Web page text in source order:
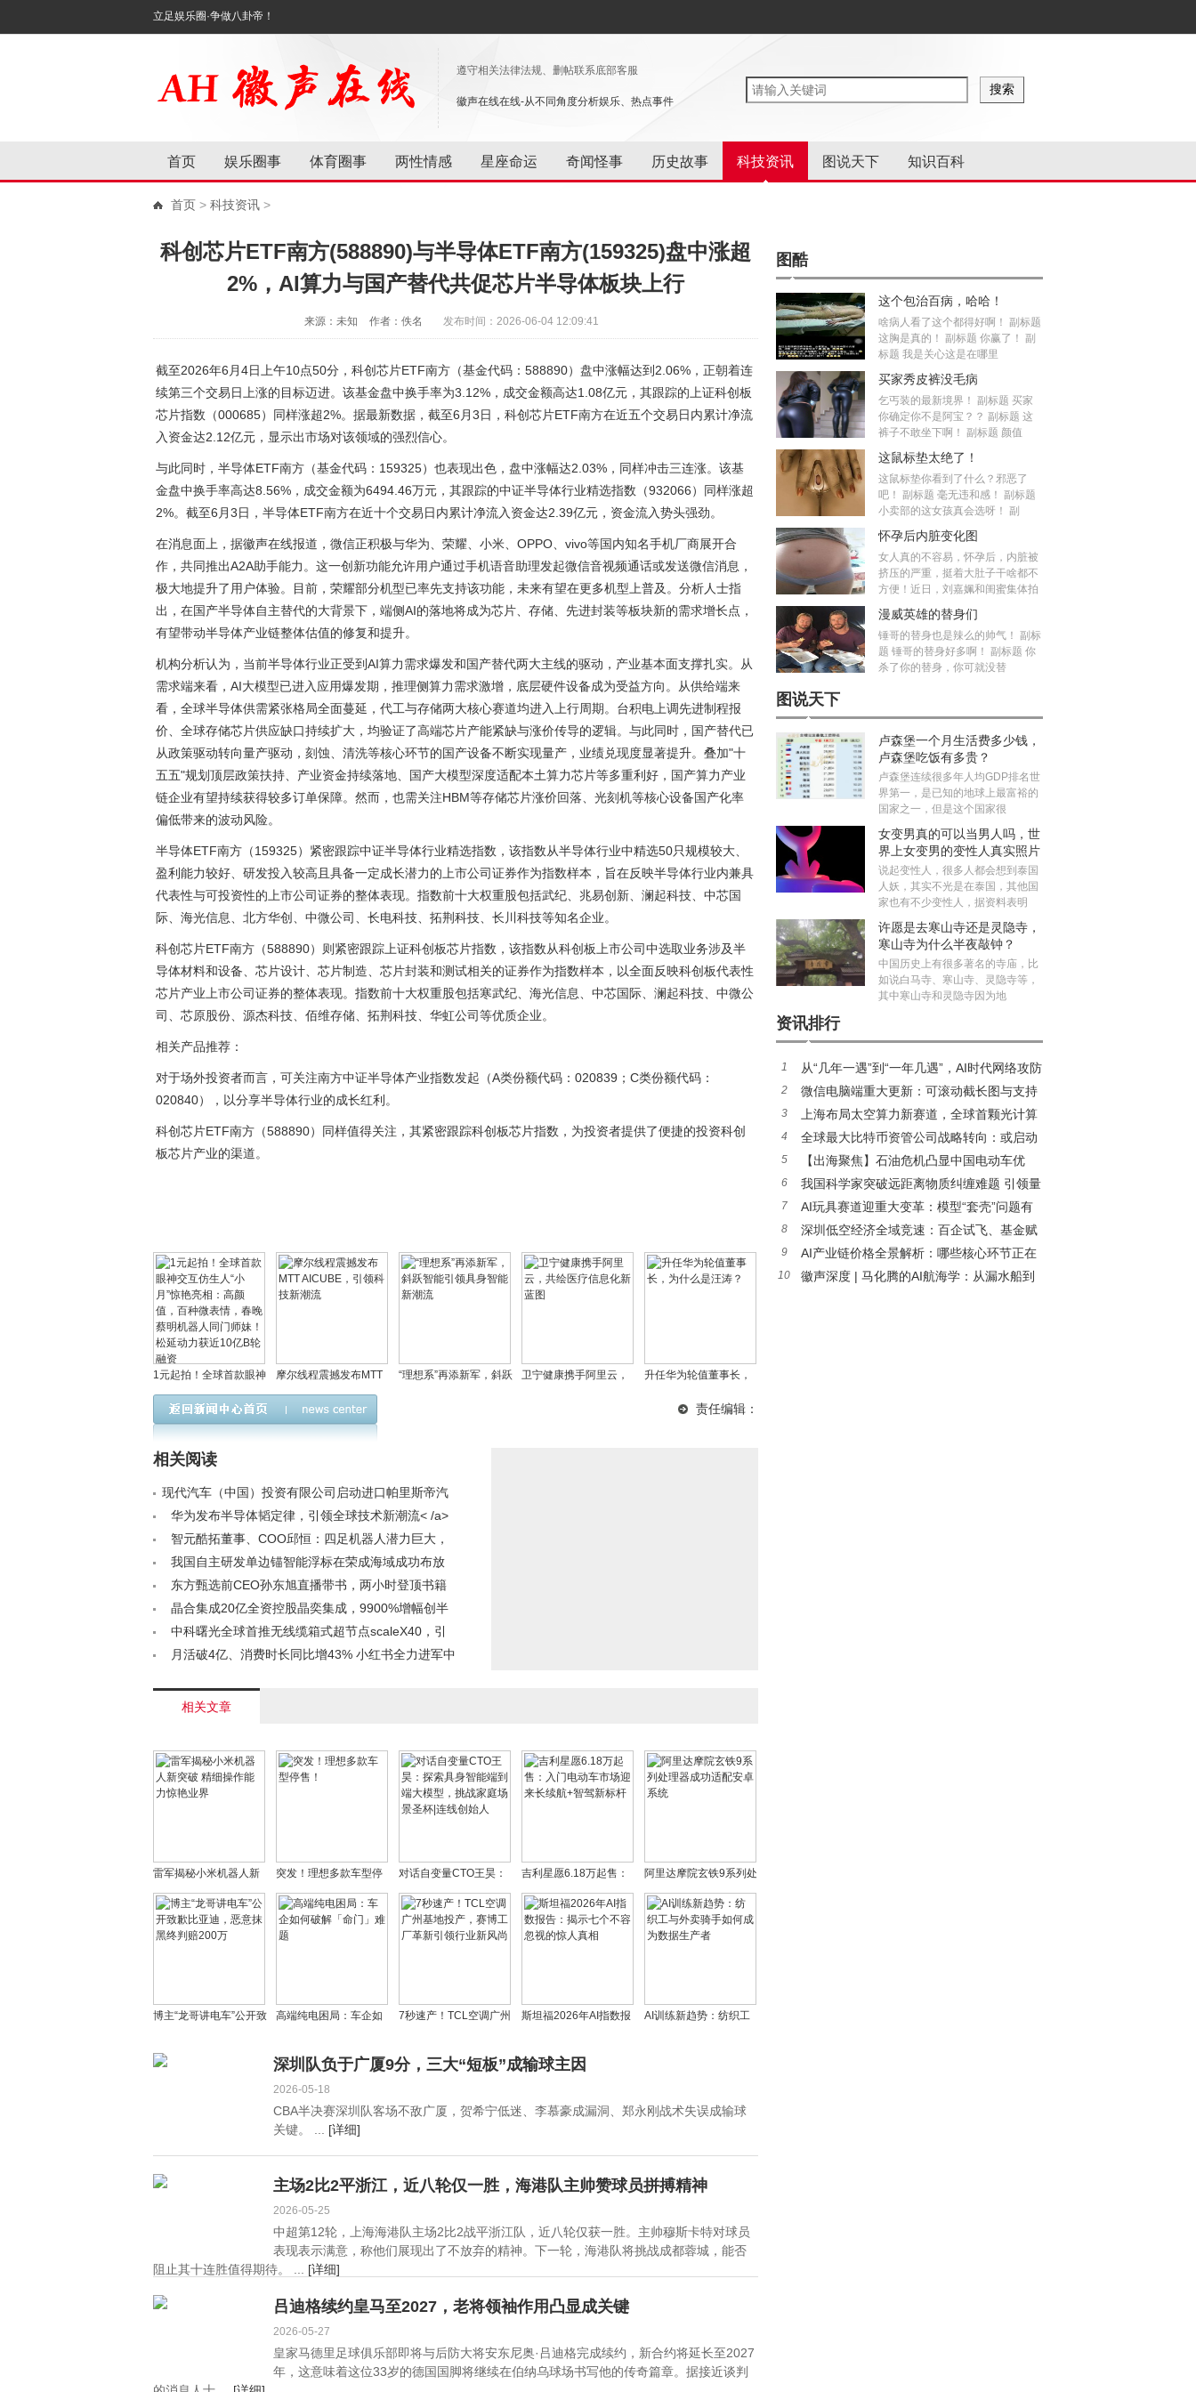
立足娱乐圈·争做八卦帝！
遵守相关法律法规、删帖联系底部客服
徽声在线在线-从不同角度分析娱乐、热点事件
首页 娱乐圈事 体育圈事 两性情感 星座命运 奇闻怪事 历史故事 科技资讯 图说天下 知识百科
首页 > 科技资讯 >
科创芯片ETF南方(588890)与半导体ETF南方(159325)盘中涨超
2%，AI算力与国产替代共促芯片半导体板块上行
来源：未知 作者：佚名 发布时间：2026-06-04 12:09:41
截至2026年6月4日上午10点50分，科创芯片ETF南方（基金代码：588890）盘中涨幅达到2.06%，正朝着连
续第三个交易日上涨的目标迈进。该基金盘中换手率为3.12%，成交金额高达1.08亿元，其跟踪的上证科创板
芯片指数（000685）同样涨超2%。据最新数据，截至6月3日，科创芯片ETF南方在近五个交易日内累计净流
入资金达2.12亿元，显示出市场对该领域的强烈信心。
与此同时，半导体ETF南方（基金代码：159325）也表现出色，盘中涨幅达2.03%，同样冲击三连涨。该基
金盘中换手率高达8.56%，成交金额为6494.46万元，其跟踪的中证半导体行业精选指数（932066）同样涨超
2%。截至6月3日，半导体ETF南方在近十个交易日内累计净流入资金达2.39亿元，资金流入势头强劲。
在消息面上，据徽声在线报道，微信正积极与华为、荣耀、小米、OPPO、vivo等国内知名手机厂商展开合
作，共同推出A2A助手能力。这一创新功能允许用户通过手机语音助理发起微信音视频通话或发送微信消息，
极大地提升了用户体验。目前，荣耀部分机型已率先支持该功能，未来有望在更多机型上普及。分析人士指
出，在国产半导体自主替代的大背景下，端侧AI的落地将成为芯片、存储、先进封装等板块新的需求增长点，
有望带动半导体产业链整体估值的修复和提升。
机构分析认为，当前半导体行业正受到AI算力需求爆发和国产替代两大主线的驱动，产业基本面支撑扎实。从
需求端来看，AI大模型已进入应用爆发期，推理侧算力需求激增，底层硬件设备成为受益方向。从供给端来
看，全球半导体供需紧张格局全面蔓延，代工与存储两大核心赛道均进入上行周期。台积电上调先进制程报
价、全球存储芯片供应缺口持续扩大，均验证了高端芯片产能紧缺与涨价传导的逻辑。与此同时，国产替代已
从政策驱动转向量产驱动，刻蚀、清洗等核心环节的国产设备不断实现量产，业绩兑现度显著提升。叠加"十
五五"规划顶层政策扶持、产业资金持续落地、国产大模型深度适配本土算力芯片等多重利好，国产算力产业
链企业有望持续获得较多订单保障。然而，也需关注HBM等存储芯片涨价回落、光刻机等核心设备国产化率
偏低带来的波动风险。
半导体ETF南方（159325）紧密跟踪中证半导体行业精选指数，该指数从半导体行业中精选50只规模较大、
盈利能力较好、研发投入较高且具备一定成长潜力的上市公司证券作为指数样本，旨在反映半导体行业内兼具
代表性与可投资性的上市公司证券的整体表现。指数前十大权重股包括武纪、兆易创新、澜起科技、中芯国
际、海光信息、北方华创、中微公司、长电科技、拓荆科技、长川科技等知名企业。
科创芯片ETF南方（588890）则紧密跟踪上证科创板芯片指数，该指数从科创板上市公司中选取业务涉及半
导体材料和设备、芯片设计、芯片制造、芯片封装和测试相关的证券作为指数样本，以全面反映科创板代表性
芯片产业上市公司证券的整体表现。指数前十大权重股包括寒武纪、海光信息、中芯国际、澜起科技、中微公
司、芯原股份、源杰科技、佰维存储、拓荆科技、华虹公司等优质企业。
相关产品推荐：
对于场外投资者而言，可关注南方中证半导体产业指数发起（A类份额代码：020839；C类份额代码：
020840），以分享半导体行业的成长红利。
科创芯片ETF南方（588890）同样值得关注，其紧密跟踪科创板芯片指数，为投资者提供了便捷的投资科创
板芯片产业的渠道。
1元起拍！全球首款眼神
交互仿生人“小月”惊艳亮
相：高颜值，百种微表
门师妹！松延动力获近
10亿B轮融资
摩尔线程震撼发布MTT
AICUBE，引领科技新
“理想系”再添新军，斜跃
卫宁健康携手阿里云，
升任华为轮值董事长，
责任编辑：
相关阅读
现代汽车（中国）投资有限公司启动进口帕里斯帝汽
车召回计划< /a>
华为发布半导体韬定律，引领全球技术新潮流< /a>
智元酷拓董事、COO邱恒：四足机器人潜力巨大，
聚焦B端暂不涉足C端< /a>
我国自主研发单边锚智能浮标在荣成海域成功布放
并运行< /a>
东方甄选前CEO孙东旭直播带书，两小时登顶书籍
杂志榜< /a>
晶合集成20亿全资控股晶奕集成，9900%增幅创半
导体行业资本运作新标杆< /a>
中科曙光全球首推无线缆箱式超节点scaleX40，引
领算力新突破< /a>
月活破4亿、消费时长同比增43% 小红书全力进军中
相关文章
雷军揭秘小米机器人新
突破 精细操作能力惊艳
业界
突发！理想多款车型停
售！
对话自变量CTO王昊：
探索具身智能端到端大
模型，挑战家庭场景圣
杯|连线创始人
吉利星愿6.18万起售：
入门电动车市场迎来长
续航+智驾新标杆
阿里达摩院玄铁9系列处
理器成功适配安卓系统
博主“龙哥讲电车”公开致
判赔200万
高端纯电困局：车企如
7秒速产！TCL空调广州
新引领行业新风尚
斯坦福2026年AI指数报
的惊人真相
AI训练新趋势：纺织工
深圳队负于广厦9分，三大“短板”成输球主因
2026-05-18
CBA半决赛深圳队客场不敌广厦，贺希宁低迷、李慕豪成漏洞、郑永刚战术失误成输球
关键。 ... [详细]
主场2比2平浙江，近八轮仅一胜，海港队主帅赞球员拼搏精神
2026-05-25
中超第12轮，上海海港队主场2比2战平浙江队，近八轮仅获一胜。主帅穆斯卡特对球员
表现表示满意，称他们展现出了不放弃的精神。下一轮，海港队将挑战成都蓉城，能否
阻止其十连胜值得期待。 ... [详细]
吕迪格续约皇马至2027，老将领袖作用凸显成关键
2026-05-27
皇家马德里足球俱乐部即将与后防大将安东尼奥·吕迪格完成续约，新合约将延长至2027
年，这意味着这位33岁的德国国脚将继续在伯纳乌球场书写他的传奇篇章。据接近谈判
图酷
这个包治百病，哈哈！
啥病人看了这个都得好啊！ 副标题
这胸是真的！ 副标题 你赢了！ 副
标题 我是关心这是在哪里
买家秀皮裤没毛病
乞丐装的最新境界！ 副标题 买家
你确定你不是阿宝？？ 副标题 这
裤子不敢坐下啊！ 副标题 颜值
这鼠标垫太绝了！
这鼠标垫你看到了什么？邪恶了
吧！ 副标题 毫无违和感！ 副标题
小卖部的这女孩真会选呀！ 副
怀孕后内脏变化图
女人真的不容易，怀孕后，内脏被
挤压的严重，挺着大肚子干啥都不
方便！近日，刘嘉姵和闺蜜集体拍
漫威英雄的替身们
锤哥的替身也是辣么的帅气！ 副标
题 锤哥的替身好多啊！ 副标题 你
杀了你的替身，你可就没替
图说天下
卢森堡一个月生活费多少钱，
卢森堡吃饭有多贵？
卢森堡连续很多年人均GDP排名世
界第一，是已知的地球上最富裕的
国家之一，但是这个国家很
女变男真的可以当男人吗，世
界上女变男的变性人真实照片
说起变性人，很多人都会想到泰国
人妖，其实不光是在泰国，其他国
家也有不少变性人，据资料表明
许愿是去寒山寺还是灵隐寺，
寒山寺为什么半夜敲钟？
中国历史上有很多著名的寺庙，比
如说白马寺、寒山寺、灵隐寺等，
其中寒山寺和灵隐寺因为地
资讯排行
1
从“几年一遇”到“一年几遇”，AI时代网络攻防
失衡加剧 奇安信齐向东：主战场转向制造业与服
务业
2
微信电脑端重大更新：可滚动截长图与支持
发语音功能上线
3
上海布局太空算力新赛道，全球首颗光计算
卫星研制正式启动
4
全球最大比特币资管公司战略转向：或启动
大规模抛售计划
5
【出海聚焦】石油危机凸显中国电动车优
势，性价比之外更有硬实力
6
我国科学家突破远距离物质纠缠难题 引领量
子网络未来发展方向
7
AI玩具赛道迎重大变革：模型“套壳”问题有
望短期解决，智能体研发加速推进
8
深圳低空经济全域竞速：百企试飞、基金赋
能、标准引领
9
AI产业链价格全景解析：哪些核心环节正在
经历涨价潮？
10
徽声深度 | 马化腾的AI航海学：从漏水船到